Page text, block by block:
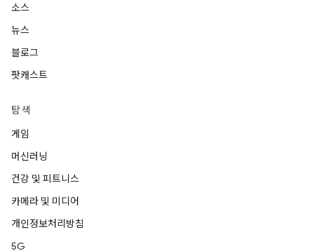
소스
뉴스
블로그
팟캐스트
탐색
게임
머신러닝
건강 및 피트니스
카메라 및 미디어
개인정보처리방침
5G